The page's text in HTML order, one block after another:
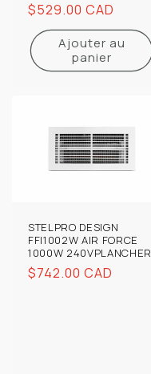
Prix
habituel
$529.00 CAD
Ajouter au
panier
STELPRO DESIGN
FFI1002W AIR FORCE
1000W 240VPLANCHER
Prix
$742.00 CAD